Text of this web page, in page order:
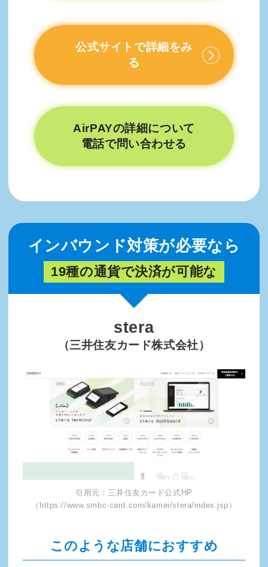
公式サイトで詳細をみ
る
AirPAYの詳細について
電話で問い合わせる
インバウンド対策が必要なら
19種の通貨で決済が可能な
stera
（三井住友カード株式会社）
引用元：三井住友カード公式HP
（https://www.smbc-card.com/kamei/stera/index.jsp）
このような店舗におすすめ